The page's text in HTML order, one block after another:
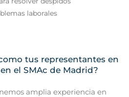
tus representantes en
el SMAc de Madrid?
amplia experiencia en